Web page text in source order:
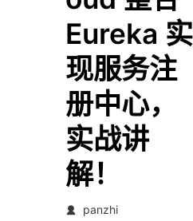
Eureka 实
现服务注
册中心，
实战讲
解！
panzhi